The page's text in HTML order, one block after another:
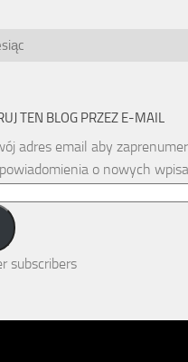
TEN BLOG PRZEZ E-MAIL
adres email aby
o nowych
subscribers